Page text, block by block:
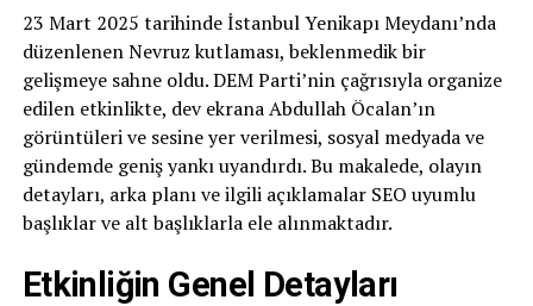
23 Mart 2025 tarihinde İstanbul Yenikapı Meydanı’nda
düzenlenen Nevruz kutlaması, beklenmedik bir
gelişmeye sahne oldu. DEM Parti’nin çağrısıyla organize
edilen etkinlikte, dev ekrana Abdullah Öcalan’ın
görüntüleri ve sesine yer verilmesi, sosyal medyada ve
gündemde geniş yankı uyandırdı. Bu makalede, olayın
detayları, arka planı ve ilgili açıklamalar SEO uyumlu
başlıklar ve alt başlıklarla ele alınmaktadır.
Etkinliğin Genel Detayları